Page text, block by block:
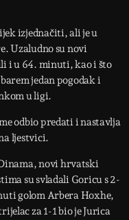
izjednačiti, ali je u
Uzaludno su novi
i u 64. minuti, kao i što
jedan pogodak i
u ligi.
odbio predati i nastavlja
ljestvici.
novi hrvatski
su svladali Goricu s 2-
golom Arbera Hoxhe,
za 1-1 bio je Jurica